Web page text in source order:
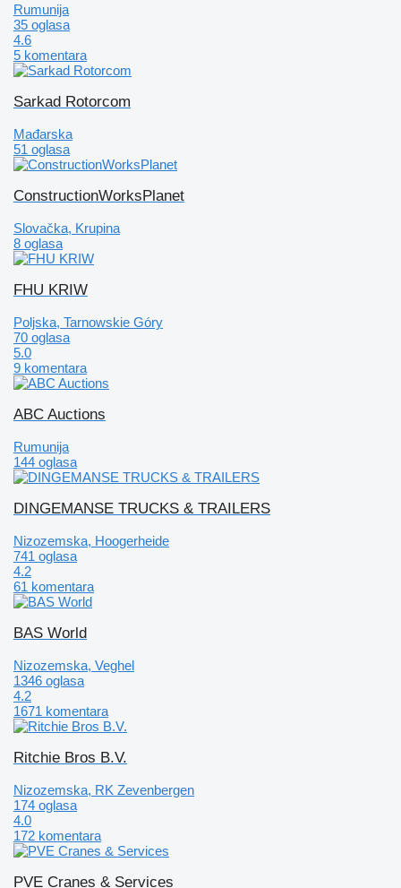
Rumunija
35 oglasa
4.6
5 komentara
Sarkad Rotorcom
Mađarska
51 oglasa
ConstructionWorksPlanet
Slovačka, Krupina
8 oglasa
FHU KRIW
Poljska, Tarnowskie Góry
70 oglasa
5.0
9 komentara
ABC Auctions
Rumunija
144 oglasa
DINGEMANSE TRUCKS & TRAILERS
Nizozemska, Hoogerheide
741 oglasa
4.2
61 komentara
BAS World
Nizozemska, Veghel
1346 oglasa
4.2
1671 komentara
Ritchie Bros B.V.
Nizozemska, RK Zevenbergen
174 oglasa
4.0
172 komentara
PVE Cranes & Services